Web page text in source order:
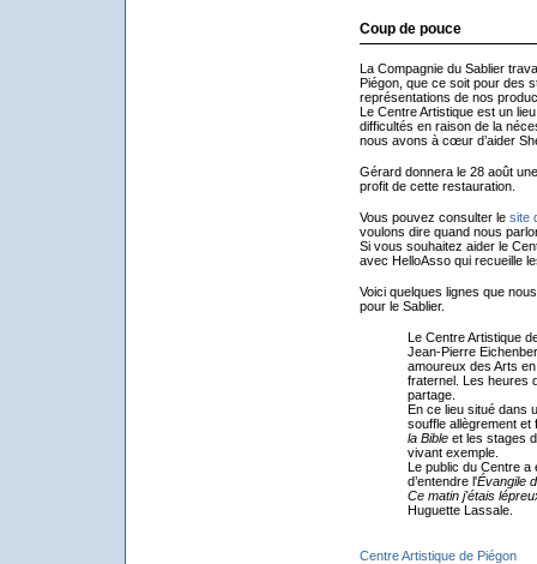
Coup de pouce
La Compagnie du Sablier
Piégon, que ce soit pour des
représentations de nos
Le Centre Artistique est un
difficultés en raison de la
nous avons à cœur d’aider
Gérard donnera le 28 août
profit de cette restauration.
Vous pouvez consulter le site
voulons dire quand nous
Si vous souhaitez aider le
avec HelloAsso qui recueille
Voici quelques lignes que
pour le Sablier.
Le Centre Artistique
Jean-Pierre
amoureux des Arts
fraternel. Les heures
partage.
En ce lieu situé dans
souffle allègrement
la Bibleet les stages
vivant exemple.
Le public du Centre a
d’entendre l'Évangile
Ce matin j'étais
Huguette Lassale.
Centre Artistique de Piégon